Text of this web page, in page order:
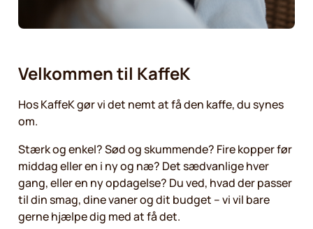
Velkommen til KaffeK
Hos KaffeK gør vi det nemt at få den kaffe, du synes
om.
Stærk og enkel? Sød og skummende? Fire kopper før
middag eller en i ny og næ? Det sædvanlige hver
gang, eller en ny opdagelse? Du ved, hvad der passer
til din smag, dine vaner og dit budget – vi vil bare
gerne hjælpe dig med at få det.